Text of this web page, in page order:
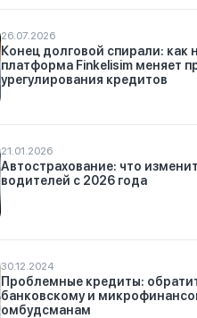
26.07.2026
Конец долговой спирали: как
платформа Finkelisim меняет
урегулирования кредитов
21.01.2026
Автострахование: что
водителей с 2026 года
30.12.2024
Проблемные кредиты:
банковскому и
омбудсманам